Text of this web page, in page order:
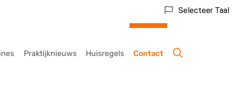
Selecteer Taal
Praktijknieuws Huisregels Contact